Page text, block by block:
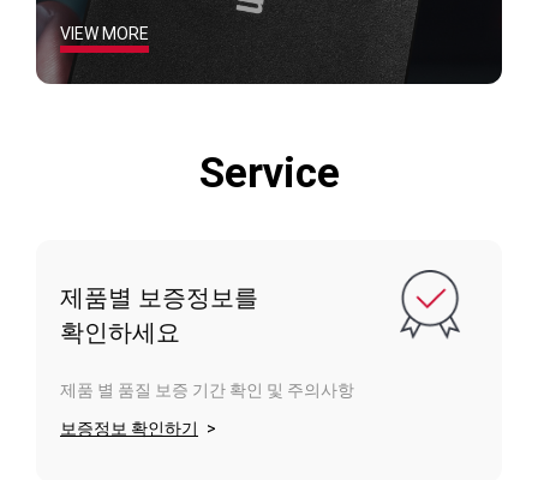
VIEW MORE
Service
제품별 보증정보를
확인하세요
제품 별 품질 보증 기간 확인 및 주의사항
보증정보 확인하기